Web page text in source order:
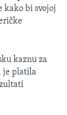
kako bi svojoj
kaznu za
je platila